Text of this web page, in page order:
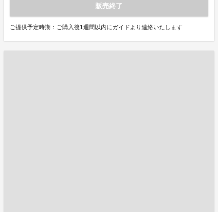
販売終了
ご提供予定時期：ご購入後1週間以内にガイドより連絡いたします